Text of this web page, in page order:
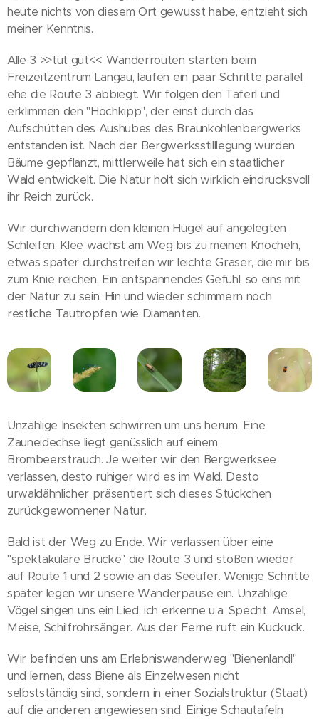
heute nichts von diesem Ort gewusst habe, entzieht sich
meiner Kenntnis.
Alle 3 >>tut gut<< Wanderrouten starten beim
Freizeitzentrum Langau, laufen ein paar Schritte parallel,
ehe die Route 3 abbiegt. Wir folgen den Taferl und
erklimmen den "Hochkipp", der einst durch das
Aufschütten des Aushubes des Braunkohlenbergwerks
entstanden ist. Nach der Bergwerksstilllegung wurden
Bäume gepflanzt, mittlerweile hat sich ein staatlicher
Wald entwickelt. Die Natur holt sich wirklich eindrucksvoll
ihr Reich zurück.
Wir durchwandern den kleinen Hügel auf angelegten
Schleifen. Klee wächst am Weg bis zu meinen Knöcheln,
etwas später durchstreifen wir leichte Gräser, die mir bis
zum Knie reichen. Ein entspannendes Gefühl, so eins mit
der Natur zu sein. Hin und wieder schimmern noch
restliche Tautropfen wie Diamanten.
Unzählige Insekten schwirren um uns herum. Eine
Zauneidechse liegt genüsslich auf einem
Brombeerstrauch. Je weiter wir den Bergwerksee
verlassen, desto ruhiger wird es im Wald. Desto
urwaldähnlicher präsentiert sich dieses Stückchen
zurückgewonnener Natur.
Bald ist der Weg zu Ende. Wir verlassen über eine
"spektakuläre Brücke" die Route 3 und stoßen wieder
auf Route 1 und 2 sowie an das Seeufer. Wenige Schritte
später legen wir unsere Wanderpause ein. Unzählige
Vögel singen uns ein Lied, ich erkenne u.a. Specht, Amsel,
Meise, Schilfrohrsänger. Aus der Ferne ruft ein Kuckuck.
Wir befinden uns am Erlebniswanderweg "Bienenlandl"
und lernen, dass Biene als Einzelwesen nicht
selbstständig sind, sondern in einer Sozialstruktur (Staat)
auf die anderen angewiesen sind. Einige Schautafeln